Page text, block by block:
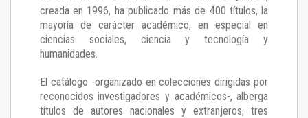
creada en 1996, ha publicado más de 400 títulos, la
mayoría de carácter académico, en especial en
ciencias sociales, ciencia y tecnología y
humanidades.
El catálogo -organizado en colecciones dirigidas por
reconocidos investigadores y académicos-, alberga
títulos de autores nacionales y extranjeros, tres